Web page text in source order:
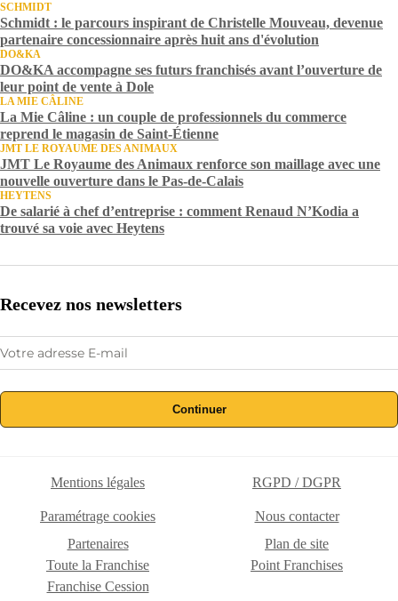
SCHMIDT
Schmidt : le parcours inspirant de Christelle Mouveau, devenue
partenaire concessionnaire après huit ans d'évolution
DO&KA
DO&KA accompagne ses futurs franchisés avant l’ouverture de
leur point de vente à Dole
LA MIE CÂLINE
La Mie Câline : un couple de professionnels du commerce
reprend le magasin de Saint-Étienne
JMT LE ROYAUME DES ANIMAUX
JMT Le Royaume des Animaux renforce son maillage avec une
nouvelle ouverture dans le Pas-de-Calais
HEYTENS
De salarié à chef d’entreprise : comment Renaud N’Kodia a
trouvé sa voie avec Heytens
Recevez nos newsletters
Continuer
Mentions légales RGPD / DGPR
Paramétrage cookies
Nous contacter
Partenaires
Plan de site
Toute la Franchise
Point Franchises
Franchise Cession